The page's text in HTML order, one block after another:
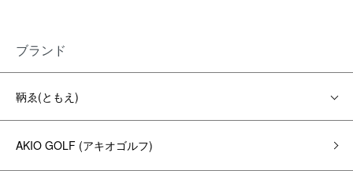
ブランド
鞆ゑ(ともえ)
AKIO GOLF (アキオゴルフ)